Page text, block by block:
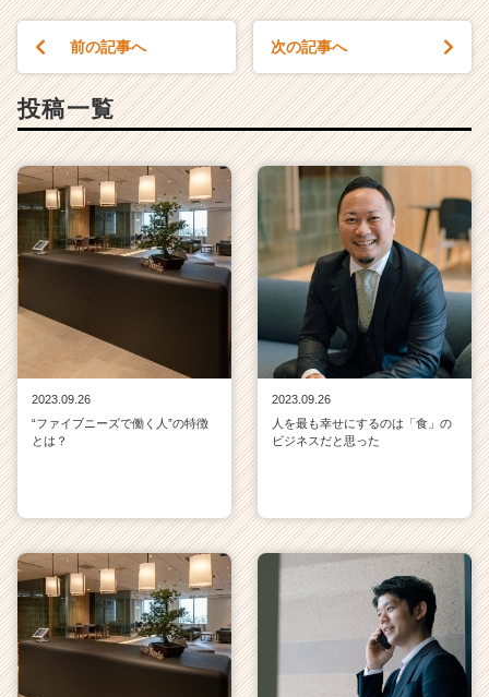
ト
リ
（C
h
e
e
r
C
e
前の記事へ 次の記事へ
投稿一覧
2023.09.26
“ファイブニーズで働く人”の特徴
とは？
2023.09.26
人を最も幸せにするのは「食」の
ビジネスだと思った